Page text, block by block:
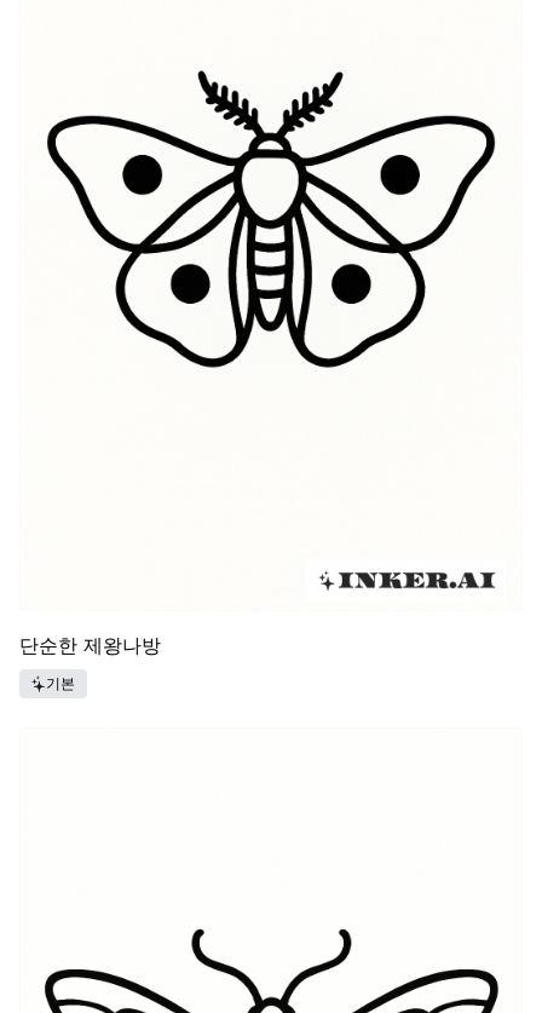
단순한 제왕나방
기본